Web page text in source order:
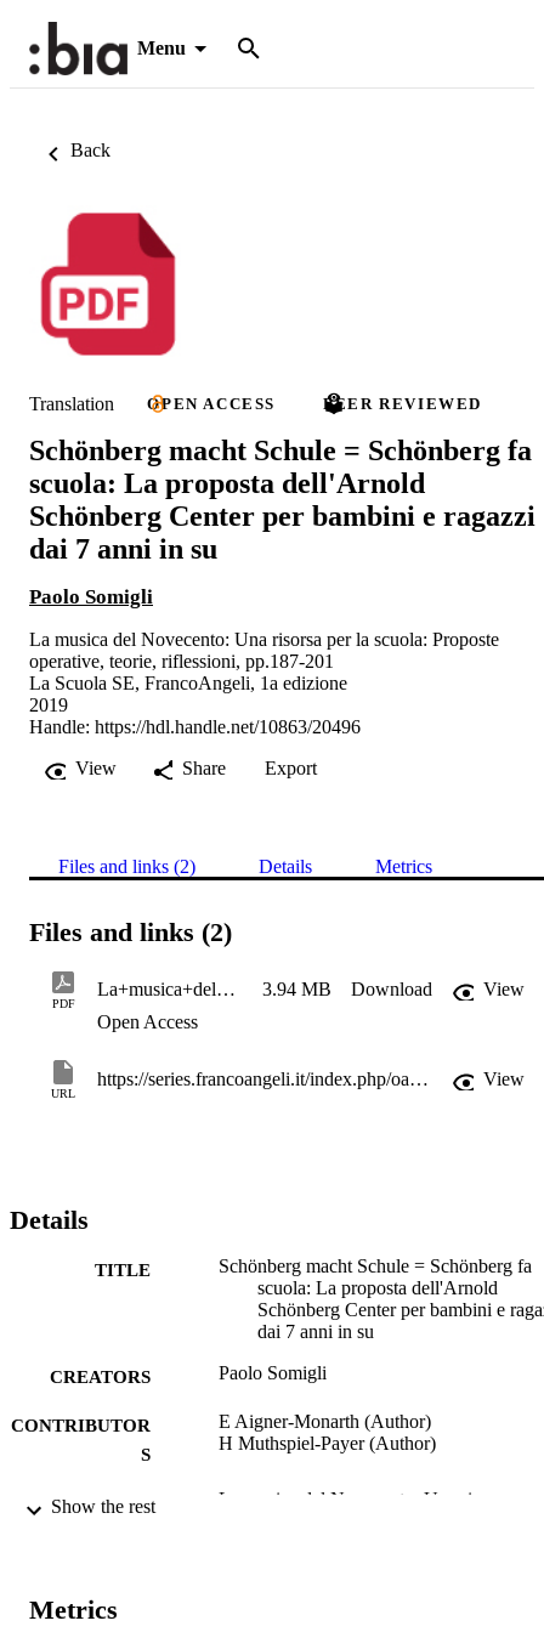
Menu
Back
Translation OPEN ACCESS PEER REVIEWED
Schönberg macht Schule = Schönberg fa
scuola: La proposta dell'Arnold
Schönberg Center per bambini e ragazzi
dai 7 anni in su
Paolo Somigli
La musica del Novecento: Una risorsa per la scuola: Proposte
operative, teorie, riflessioni, pp.187-201
La Scuola SE, FrancoAngeli, 1a edizione
2019
Handle: https://hdl.handle.net/10863/20496
View
Share Export
Files and links (2) Details Metrics
Files and links (2)
PDF
La+musica+del+Novecento_SchonbergMachtSchule 3.94 MB Download
View
Open Access
URL
https://series.francoangeli.it/index.php/oa/catalog/book/389 View
Details
TITLE
Schönberg macht Schule = Schönberg fa
scuola: La proposta dell'Arnold
Schönberg Center per bambini e
dai 7 anni in su
CREATORS Paolo Somigli
CONTRIBUTOR
S
E Aigner-Monarth (Author)
H Muthspiel-Payer (Author)
PUBLICATION
La musica del Novecento: Una risorsa per
Show the rest
Metrics